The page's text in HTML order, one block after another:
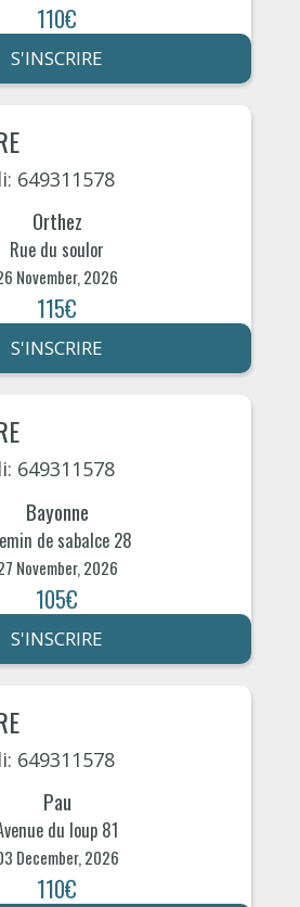
110€
S'INSCRIRE
649311578
Orthez
Rue du soulor
November, 2026
115€
S'INSCRIRE
649311578
Bayonne
de sabalce 28
November, 2026
105€
S'INSCRIRE
649311578
Pau
du loup 81
December, 2026
110€